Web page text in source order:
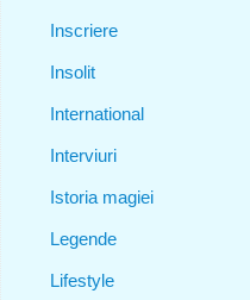
Inscriere
Insolit
International
Interviuri
Istoria magiei
Legende
Lifestyle